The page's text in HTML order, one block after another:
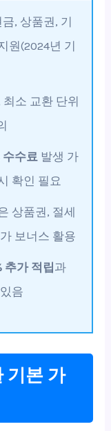
, 상품권, 기
원(2024년 기
최소 교환 단위
수수료 발생 가
확인 필요
상품권, 절세
보너스 활용
추가 적립 과
음
기본 가